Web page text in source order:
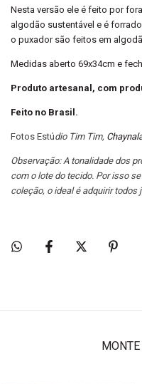
Nesta versão ele é feito por
algodão sustentável e é
o puxador são feitos em
Medidas aberto 69x34cm e
Produto artesanal, com
Feito no Brasil.
Fotos Estúdio Tim Tim,
Observação: A tonalidade dos
com o lote do tecido. Por isso
coleção, o ideal é adquirir todos